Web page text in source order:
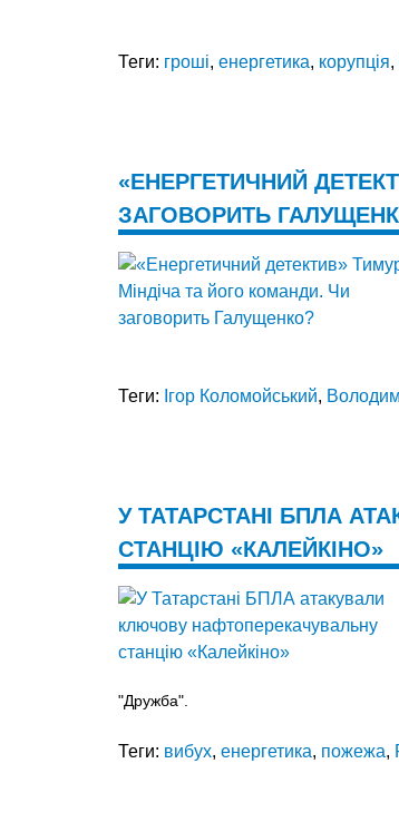
Теги: гроші, енергетика, корупція,
«ЕНЕРГЕТИЧНИЙ
ЗАГОВОРИТЬ
Теги: Ігор Коломойський,
У ТАТАРСТАНІ БПЛА
СТАНЦІЮ «КАЛЕЙКІНО»
"Дружба".
Теги: вибух, енергетика, пожежа,